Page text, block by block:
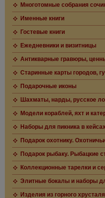
Многотомные собрания
Именные книги
Гостевые книги
Ежедневники и визитницы
Антикварные гравюры,
Старинные карты городов,
Подарочные иконы
Шахматы, нарды, русское
Модели кораблей, яхт и
Наборы для пикника в кейсах
Подарок охотнику.
Подарок рыбаку. Рыбацкие
Коллекционные тарелки и
Элитные бокалы и наборы
Изделия из горного хрусталя